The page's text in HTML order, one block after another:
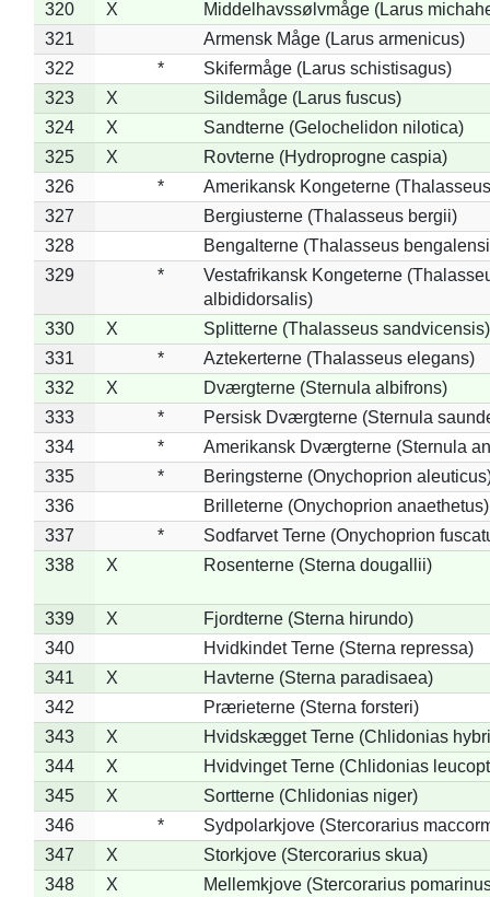
320
X
Middelhavssølvmåge (Larus
321
Armensk Måge (Larus armenicus)
322
*
Skifermåge (Larus schistisagus)
323
X
Sildemåge (Larus fuscus)
324
X
Sandterne (Gelochelidon nilotica)
325
X
Rovterne (Hydroprogne caspia)
326
*
Amerikansk Kongeterne
327
Bergiusterne (Thalasseus bergii)
328
Bengalterne (Thalasseus
329
*
Vestafrikansk Kongeterne
albididorsalis)
330
X
Splitterne (Thalasseus sandvicensis)
331
*
Aztekerterne (Thalasseus elegans)
332
X
Dværgterne (Sternula albifrons)
333
*
Persisk Dværgterne (Sternula
334
*
Amerikansk Dværgterne (Sternula
335
*
Beringsterne (Onychoprion
336
Brilleterne (Onychoprion anaethetus)
337
*
Sodfarvet Terne (Onychoprion
338
X Rosenterne (Sterna dougallii)
339 X
Fjordterne (Sterna hirundo)
340
Hvidkindet Terne (Sterna repressa)
341
X
Havterne (Sterna paradisaea)
342
Prærieterne (Sterna forsteri)
343
X
Hvidskægget Terne (Chlidonias
344
X
Hvidvinget Terne (Chlidonias
345
X
Sortterne (Chlidonias niger)
346
*
Sydpolarkjove (Stercorarius
347
X
Storkjove (Stercorarius skua)
348
X Mellemkjove (Stercorarius